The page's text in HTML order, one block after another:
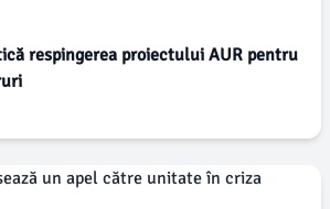
respingerea proiectului AUR pentru